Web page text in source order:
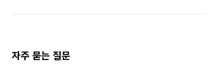
자주 묻는 질문